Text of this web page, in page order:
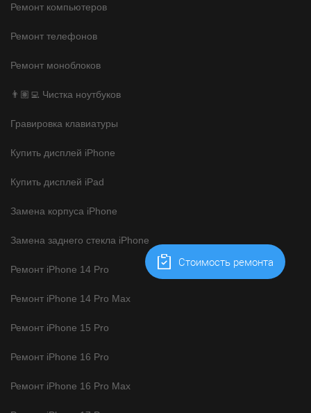
Ремонт компьютеров
Ремонт телефонов
Ремонт моноблоков
👨🏽‍💻 Чистка ноутбуков
Гравировка клавиатуры
Купить дисплей iPhone
Купить дисплей iPad
Замена корпуса iPhone
Замена заднего стекла iPhone
Ремонт iPhone 14 Pro
Ремонт iPhone 14 Pro Max
Ремонт iPhone 15 Pro
Ремонт iPhone 16 Pro
Ремонт iPhone 16 Pro Max
Cтоимость ремонта